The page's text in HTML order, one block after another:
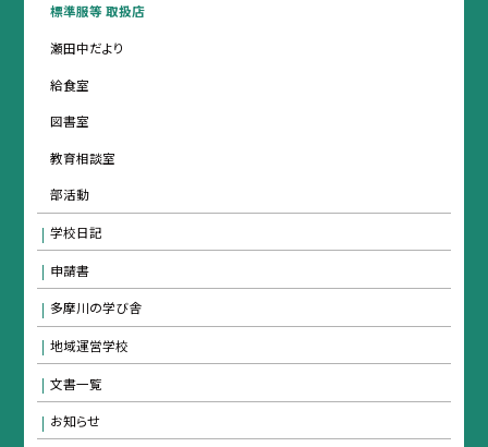
標準服等 取扱店
瀬田中だより
給食室
図書室
教育相談室
部活動
学校日記
申請書
多摩川の学び舎
地域運営学校
文書一覧
お知らせ